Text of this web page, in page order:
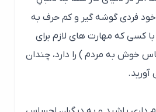
کنید:
تماس چشمی و لبخند زدن
کنید. اگر در سلام
که آدم متکبری هستید.